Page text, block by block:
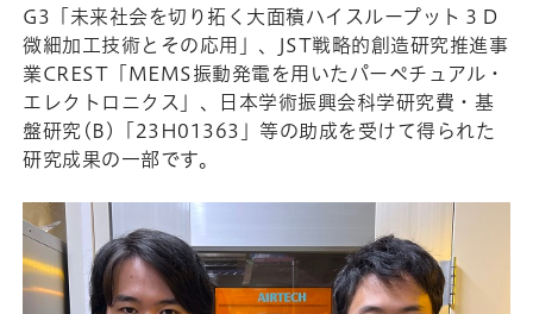
G3「未来社会を切り拓く大面積ハイスループット３Ｄ
微細加工技術とその応用」、JST戦略的創造研究推進事
業CREST「MEMS振動発電を用いたパーペチュアル・
エレクトロニクス」、日本学術振興会科学研究費・基
盤研究(B)「23H01363」等の助成を受けて得られた
研究成果の一部です。